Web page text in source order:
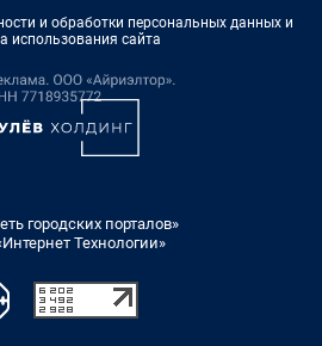
и обработки персональных данных и
использования сайта
городских порталов»
Технологии»